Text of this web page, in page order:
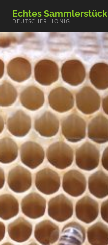
Echtes Sammlerstück
DEUTSCHER HONIG